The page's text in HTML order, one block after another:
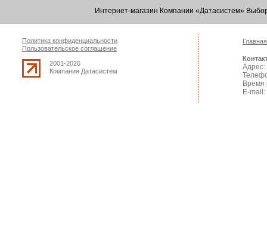
Интернет-магазин Компании «Датасистем»
Политика конфиденциальности
Пользовательское соглашение
2001-2026
Компания Датасистем
Главная
Адрес:
Время
E-